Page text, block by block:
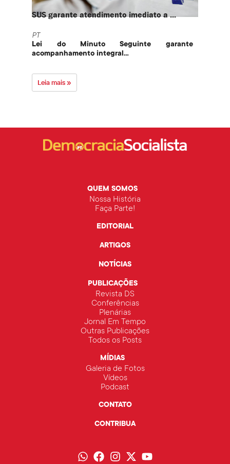
SUS garante atendimento imediato a ...
PT
Lei do Minuto Seguinte garante
acompanhamento integral...
Leia mais »
QUEM SOMOS
Nossa História
Faça Parte!
EDITORIAL
ARTIGOS
NOTÍCIAS
PUBLICAÇÕES
Revista DS
Conferências
Plenárias
Jornal Em Tempo
Outras Publicações
Todos os Posts
MÍDIAS
Galeria de Fotos
Vídeos
Podcast
CONTATO
CONTRIBUA